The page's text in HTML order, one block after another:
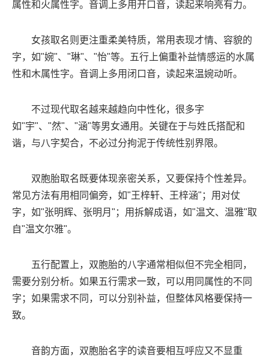
属性和火属性字。音调上多用开口音，读起来响亮有力。
女孩取名则更注重柔美特质，常用表现才情、容貌的
字，如"婉"、"琳"、"怡"等。五行上偏重补益情感运的水属
性和木属性字。音调上多用闭口音，读起来温婉动听。
不过现代取名越来越趋向中性化，很多字
如"宇"、"然"、"涵"等男女通用。关键在于与姓氏搭配和
谐，与八字契合，不必过分拘泥于传统性别界限。
双胞胎取名既要体现亲密关系，又要保持个性差异。
常见方法有用相同偏旁，如"王梓轩、王梓涵"；用对仗
字，如"张明辉、张明月"；用拆解成语，如"温文、温雅"取
自"温文尔雅"。
五行配置上，双胞胎的八字通常相似但不完全相同，
需要分别分析。如果五行需求一致，可以用同属性的不同
字；如果需求不同，可以分别补益，但整体风格要保持一
致。
音韵方面，双胞胎名字的读音要相互呼应又不显重